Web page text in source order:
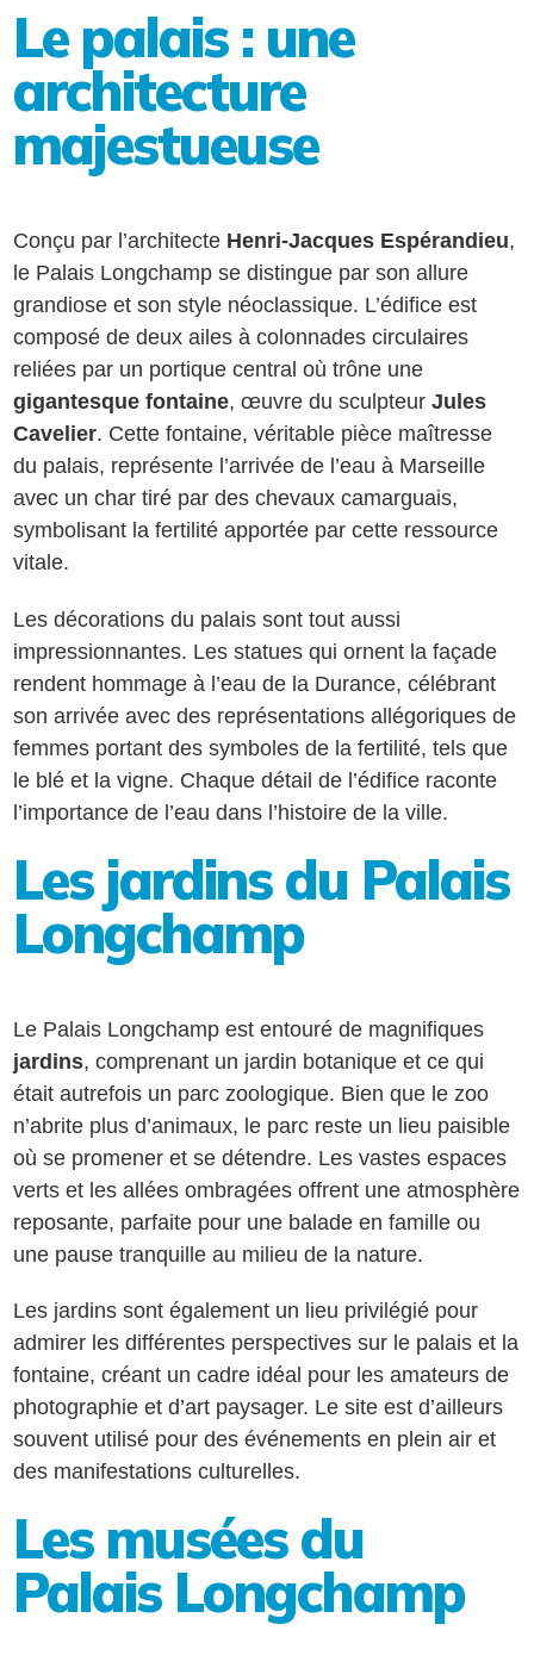
Le palais : une
architecture
majestueuse
Conçu par l’architecte Henri-Jacques Espérandieu,
le Palais Longchamp se distingue par son allure
grandiose et son style néoclassique. L’édifice est
composé de deux ailes à colonnades circulaires
reliées par un portique central où trône une
gigantesque fontaine, œuvre du sculpteurJules
Cavelier. Cette fontaine, véritable pièce maîtresse
du palais, représente l’arrivée de l’eau à Marseille
avec un char tiré par des chevaux camarguais,
symbolisant la fertilité apportée par cette ressource
vitale.
Les décorations du palais sont tout aussi
impressionnantes. Les statues qui ornent la façade
rendent hommage à l’eau de la Durance, célébrant
son arrivée avec des représentations allégoriques de
femmes portant des symboles de la fertilité, tels que
le blé et la vigne. Chaque détail de l’édifice raconte
l’importance de l’eau dans l’histoire de la ville.
Les jardins du Palais
Longchamp
Le Palais Longchamp est entouré de magnifiques
jardins, comprenant un jardin botanique et ce qui
était autrefois un parc zoologique. Bien que le zoo
n’abrite plus d’animaux, le parc reste un lieu paisible
où se promener et se détendre. Les vastes espaces
verts et les allées ombragées offrent une atmosphère
reposante, parfaite pour une balade en famille ou
une pause tranquille au milieu de la nature.
Les jardins sont également un lieu privilégié pour
admirer les différentes perspectives sur le palais et la
fontaine, créant un cadre idéal pour les amateurs de
photographie et d’art paysager. Le site est d’ailleurs
souvent utilisé pour des événements en plein air et
des manifestations culturelles.
Les musées du
Palais Longchamp